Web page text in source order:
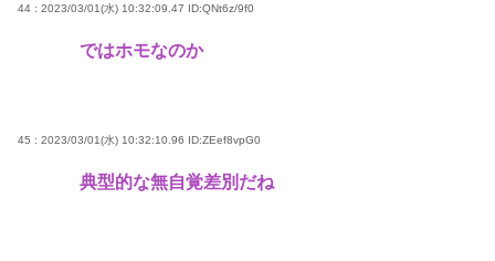
44 : 2023/03/01(水) 10:32:09.47 ID:QNt6z/9f0
ではホモなのか
45 : 2023/03/01(水) 10:32:10.96 ID:ZEef8vpG0
典型的な無自覚差別だね